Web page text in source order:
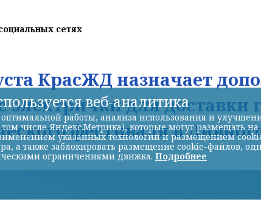
сетях
КрасЖД назначает
электрички для доставки
фестиваля в
веб-аналитика
работы, анализа использования и
числе Яндекс.Метрика), которые могут размещать
указанных технологий и размещением
а также заблокировать размещение cookie-файлов,
ограничениями движка. Подробнее